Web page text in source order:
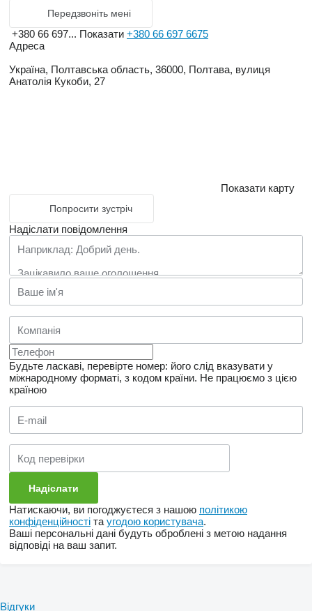
Передзвоніть мені
+380 66 697... Показати +380 66 697 6675
Адреса
Україна, Полтавська область, 36000, Полтава, вулиця
Анатолія Кукоби, 27
Показати карту
Попросити зустріч
Надіслати повідомлення
Будьте ласкаві, перевірте номер: його слід вказувати у
міжнародному форматі, з кодом країни. Не працюємо з цією
країною
Натискаючи, ви погоджуєтеся з нашою політикою
конфіденційності та угодою користувача.
Ваші персональні дані будуть оброблені з метою надання
відповіді на ваш запит.
Відгуки